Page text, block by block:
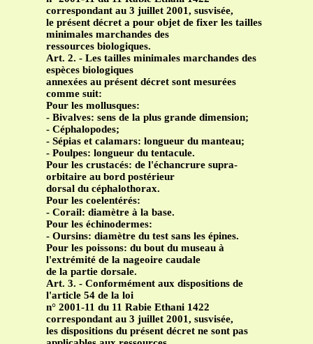
correspondant au 3 juillet 2001, susvisée,
le présent décret a pour objet de fixer les tailles
minimales marchandes des
ressources biologiques.
Art. 2. - Les tailles minimales marchandes des
espèces biologiques
annexées au présent décret sont mesurées
comme suit:
Pour les mollusques:
- Bivalves: sens de la plus grande dimension;
- Céphalopodes;
- Sépias et calamars: longueur du manteau;
- Poulpes: longueur du tentacule.
Pour les crustacés: de l'échancrure supra-
orbitaire au bord postérieur
dorsal du céphalothorax.
Pour les coelentérés:
- Corail: diamètre à la base.
Pour les échinodermes:
- Oursins: diamètre du test sans les épines.
Pour les poissons: du bout du museau à
l'extrémité de la nageoire caudale
de la partie dorsale.
Art. 3. - Conformément aux dispositions de
l'article 54 de la loi
n° 2001-11 du 11 Rabie Ethani 1422
correspondant au 3 juillet 2001, susvisée,
les dispositions du présent décret ne sont pas